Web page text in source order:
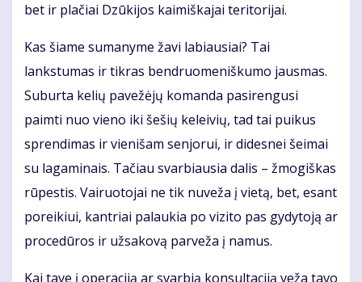
bet ir plačiai Dzūkijos kaimiškajai teritorijai.
Kas šiame sumanyme žavi labiausiai? Tai
lankstumas ir tikras bendruomeniškumo jausmas.
Suburta kelių pavežėjų komanda pasirengusi
paimti nuo vieno iki šešių keleivių, tad tai puikus
sprendimas ir vienišam senjorui, ir didesnei šeimai
su lagaminais. Tačiau svarbiausia dalis – žmogiškas
rūpestis. Vairuotojai ne tik nuveža į vietą, bet, esant
poreikiui, kantriai palaukia po vizito pas gydytoją ar
procedūros ir užsakovą parveža į namus.
Kai tave į operaciją ar svarbią konsultaciją veža tavo